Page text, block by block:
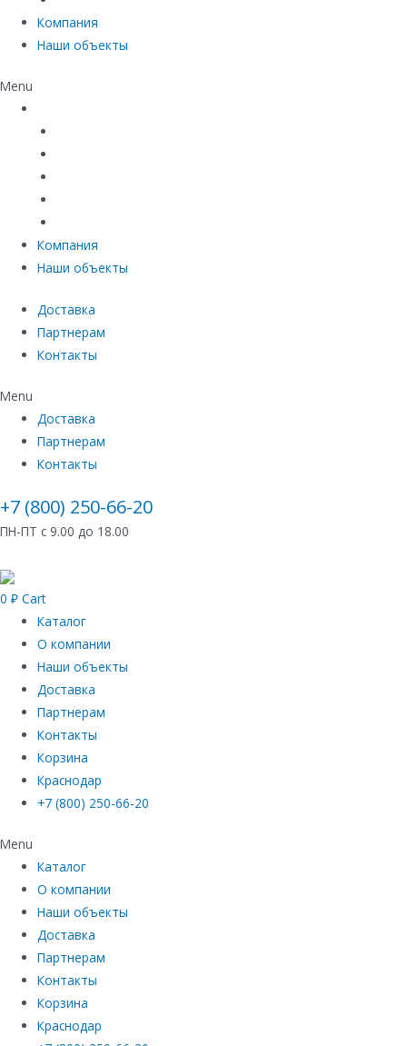
Компания
Наши объекты
Menu
Компания
Наши объекты
Доставка
Партнерам
Контакты
Menu
Доставка
Партнерам
Контакты
+7 (800) 250-66-20
ПН-ПТ с 9.00 до 18.00
0 ₽ Cart
Каталог
О компании
Наши объекты
Доставка
Партнерам
Контакты
Корзина
Краснодар
+7 (800) 250-66-20
Menu
Каталог
О компании
Наши объекты
Доставка
Партнерам
Контакты
Корзина
Краснодар